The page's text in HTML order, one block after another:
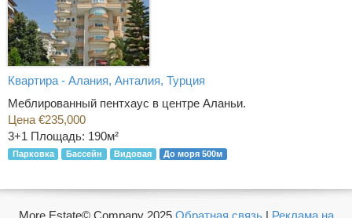
Квартира - Алания, Анталия, Турция
Меблированный пентхаус в центре Аланьи.
Цена €235,000
3+1 Площадь: 190м²
Парковка Бассейн Видовая До моря 500м
More Estate© Company 2025 Обратная связь| Реклама на